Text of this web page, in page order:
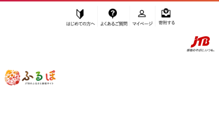
ふるぽ JTBのふるさと納税サイト